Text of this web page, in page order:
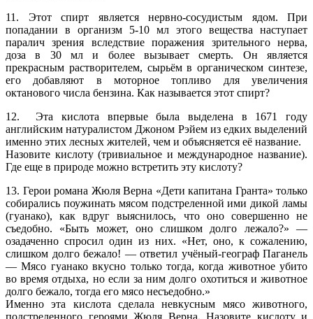
11. Этот спирт является нервно-сосудистым ядом. При
попадании в организм 5-10 мл этого вещества наступает
паралич зрения вследствие поражения зрительного нерва,
доза в 30 мл и более вызывает смерть. Он является
прекрасным растворителем, сырьём в органическом синтезе,
его добавляют в моторное топливо для увеличения
октанового числа бензина. Как называется этот спирт?
12. Эта кислота впервые была выделена в 1671 году
английским натуралистом Джоном Рэйем из едких выделений
именно этих лесных жителей, чем и объясняется её название.
Назовите кислоту (тривиальное и международное название).
Где еще в природе можно встретить эту кислоту?
13. Герои романа Жюля Верна «Дети капитана Гранта» только
собирались поужинать мясом подстреленной ими дикой ламы
(гуанако), как вдруг выяснилось, что оно совершенно не
съедобно. «Быть может, оно слишком долго лежало?» —
озадаченно спросил один из них. «Нет, оно, к сожалению,
слишком долго бежало! — ответил учёный-географ Паганель
— Мясо гуанако вкусно только тогда, когда животное убито
во время отдыха, но если за ним долго охотиться и животное
долго бежало, тогда его мясо несъедобно.»
Именно эта кислота сделала невкусным мясо животного,
подстреленного героями Жюля Верна. Назовите кислоту и